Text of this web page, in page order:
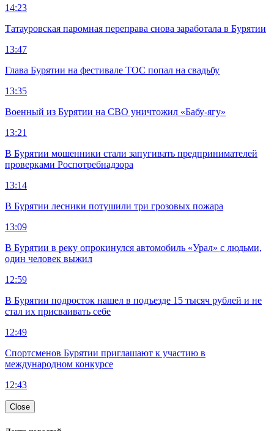
14:23
Татауровская паромная переправа снова заработала в Бурятии
13:47
Глава Бурятии на фестивале ТОС попал на свадьбу
13:35
Военный из Бурятии на СВО уничтожил «Бабу-ягу»
13:21
В Бурятии мошенники стали запугивать предпринимателей
проверками Роспотребнадзора
13:14
В Бурятии лесники потушили три грозовых пожара
13:09
В Бурятии в реку опрокинулся автомобиль «Урал» с людьми,
один человек выжил
12:59
В Бурятии подросток нашел в подъезде 15 тысяч рублей и не
стал их присваивать себе
12:49
Спортсменов Бурятии приглашают к участию в
международном конкурсе
12:43
Close